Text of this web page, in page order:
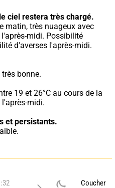
le ciel restera très chargé.
midi. Possibilité
d'averses l'après-midi.
bonne.
19 et 26°C au cours de la
l'après-midi.
et persistants.
Coucher